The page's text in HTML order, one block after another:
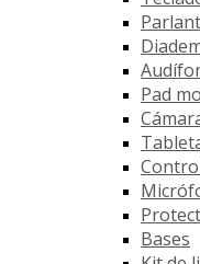
Pad
Bases